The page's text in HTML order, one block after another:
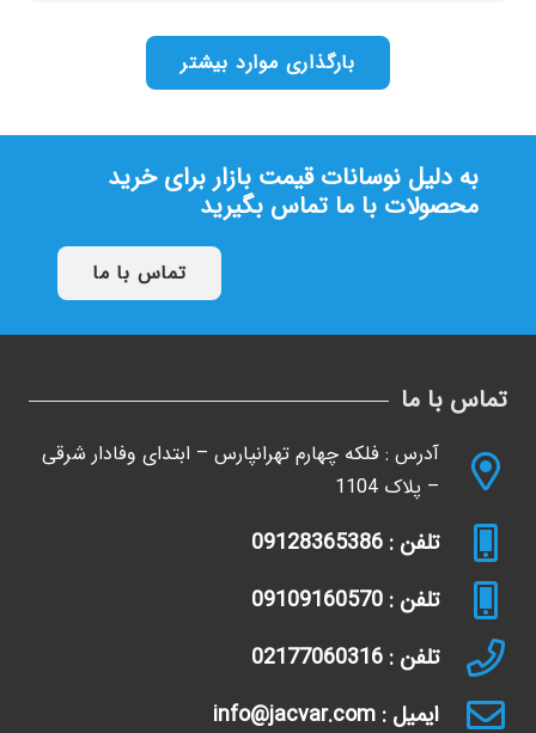
بارگذاری موارد بیشتر
به دلیل نوسانات قیمت بازار برای خرید
محصولات با ما تماس بگیرید
تماس با ما
تماس با ما
آدرس : فلکه چهارم تهرانپارس – ابتدای وفادار شرقی
– پلاک 1104
تلفن : 09128365386
تلفن : 09109160570
تلفن : 02177060316
ایمیل : info@jacvar.com